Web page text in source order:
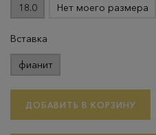
18.0 Нет моего размера
Вставка
фианит
ДОБАВИТЬ В КОРЗИНУ